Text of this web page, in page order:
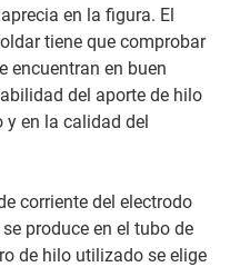
en la figura. El
tiene que comprobar
encuentran en buen
del aporte de hilo
y en la calidad del
corriente del electrodo
produce en el tubo de
de hilo utilizado se elige